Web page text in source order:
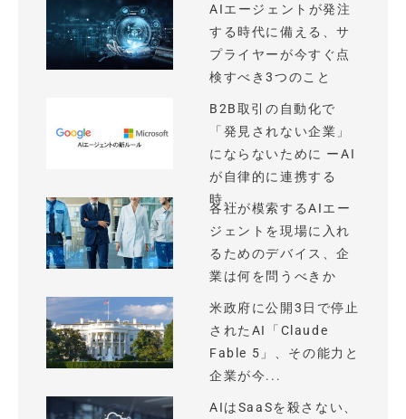
AIエージェントが発注
する時代に備える、サ
プライヤーが今すぐ点
検すべき3つのこと
B2B取引の自動化で
「発見されない企業」
にならないために ーAI
が自律的に連携する
時...
各社が模索するAIエー
ジェントを現場に入れ
るためのデバイス、企
業は何を問うべきか
米政府に公開3日で停止
されたAI「Claude
Fable 5」、その能力と
企業が今...
AIはSaaSを殺さない、